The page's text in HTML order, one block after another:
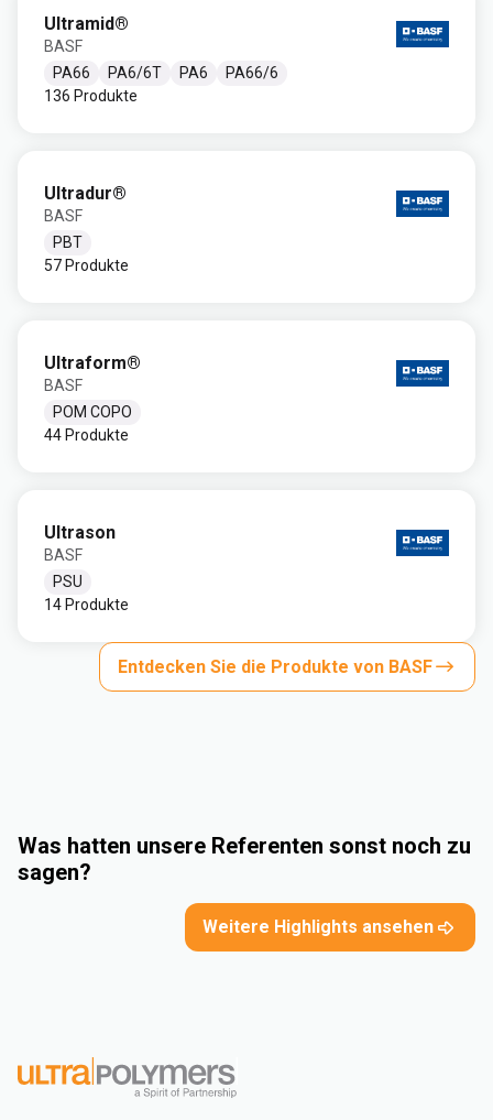
Ultramid®
BASF
PA66
PA6/6T PA6
PA66/6
136 Produkte
Ultradur®
BASF
PBT
57 Produkte
Ultraform®
BASF
POM COPO
44 Produkte
Ultrason
BASF
PSU
14 Produkte
Entdecken Sie die Produkte von BASF
Was hatten unsere Referenten sonst noch zu
sagen?
Weitere Highlights ansehen